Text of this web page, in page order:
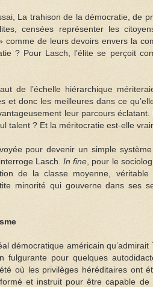
La trahison de la démocratie, de
censées représenter les
comme de leurs devoirs envers la
? Pour Lasch, l’élite se perçoit
de l’échelle hiérarchique
et donc les meilleures dans ce
leur parcours
talent ? Et la méritocratie est-elle
pour devenir un simple
Lasch. In fine , pour le
de la classe moyenne,
minorité qui gouverne dans ses
démocratique américain
fulgurante pour quelques
où les privilèges héréditaires ont
et instruit pour être capable